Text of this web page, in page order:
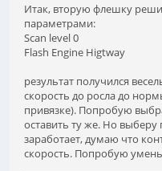
Итак, вторую флешку
параметрами:
Scan level 0
Flash Engine Higtway
результат получился
скорость до росла до
привязке). Попробую
оставить ту же. Но
заработает, думаю что
скорость. Попробую